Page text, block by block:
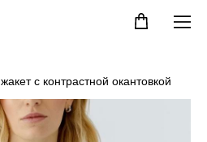
жакет с контрастной окантовкой